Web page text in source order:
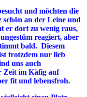
und möchten die
schön an der Leine und
er dort zu wenig raus,
reagiert, aber
bald. Diesem
trotzdem nur lieb
uns auch
Zeit im Käfig auf
fit und lebensfroh.